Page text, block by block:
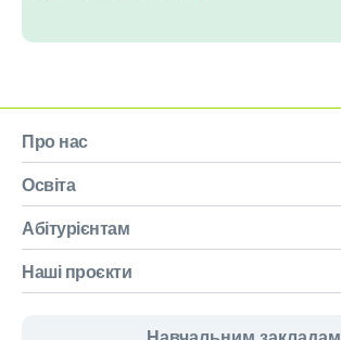
Про нас
Освіта
Абітурієнтам
Наші проєкти